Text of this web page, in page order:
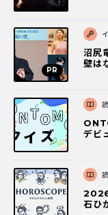
沼尻
壁は
デビ
2026
石ひ